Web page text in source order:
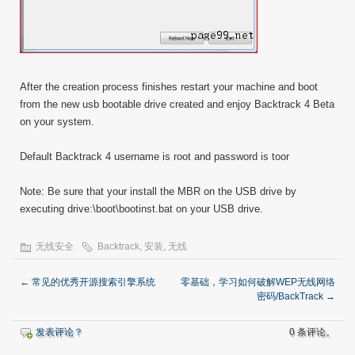
After the creation process finishes restart your machine and boot
from the new usb bootable drive created and enjoy Backtrack 4 Beta
on your system.
Default Backtrack 4 username is root and password is toor
Note: Be sure that your install the MBR on the USB drive by
executing drive:\boot\bootinst.bat on your USB drive.
无线安全 Backtrack, 安装, 无线
← 常见的优秀开源搜索引擎系统
零基础，学习如何破解WEP无线网络
密码/BackTrack →
发表评论？ 0 条评论。